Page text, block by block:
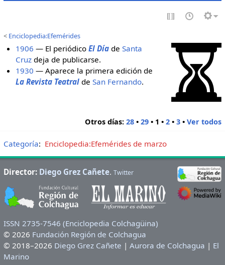
< Enciclopedia:Efemérides
1906 — El periódicoEl Día deSanta
Cruz deja de publicarse.
1930 — Aparece la primera edición de
La Revista Teatral deSan Fernando.
Otros días:28 •29 • 1 •2 •3 •Ver todos
Categoría: Enciclopedia:Efemérides de marzo
Director: Diego Grez Cañete. Twitter
ISSN 2735-7546 (Enciclopedia Colchagüina)
© 2026 Fundación Región de Colchagua
© 2018–2026 Diego Grez Cañete | Aurora de Colchagua | El
Marino